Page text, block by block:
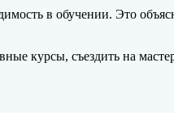
в обучении. Это
курсы, съездить на